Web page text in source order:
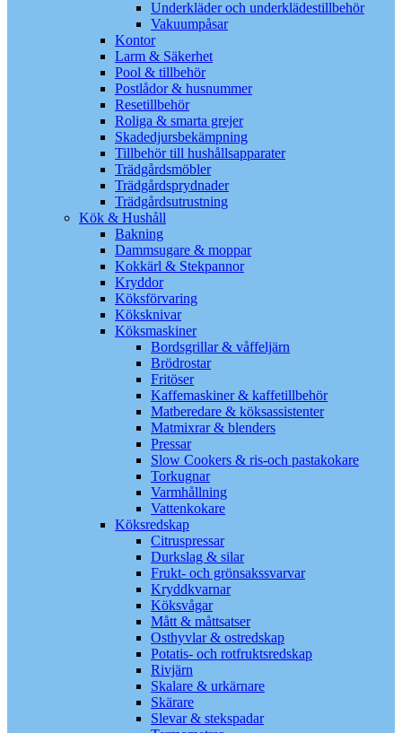
Underkläder och underklädestillbehör
Vakuumpåsar
Kontor
Larm & Säkerhet
Pool & tillbehör
Postlådor & husnummer
Resetillbehör
Roliga & smarta grejer
Skadedjursbekämpning
Tillbehör till hushållsapparater
Trädgårdsmöbler
Trädgårdsprydnader
Trädgårdsutrustning
Kök & Hushåll
Bakning
Dammsugare & moppar
Kokkärl & Stekpannor
Kryddor
Köksförvaring
Köksknivar
Köksmaskiner
Bordsgrillar & våffeljärn
Brödrostar
Fritöser
Kaffemaskiner & kaffetillbehör
Matberedare & köksassistenter
Matmixrar & blenders
Pressar
Slow Cookers & ris-och pastakokare
Torkugnar
Varmhållning
Vattenkokare
Köksredskap
Citruspressar
Durkslag & silar
Frukt- och grönsakssvarvar
Kryddkvarnar
Köksvågar
Mått & måttsatser
Osthyvlar & ostredskap
Potatis- och rotfruktsredskap
Rivjärn
Skalare & urkärnare
Skärare
Slevar & stekspadar